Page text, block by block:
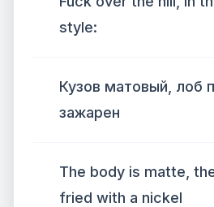
style:
Кузов матовый, лоб
зажарен
The body is matte,
fried with a nickel